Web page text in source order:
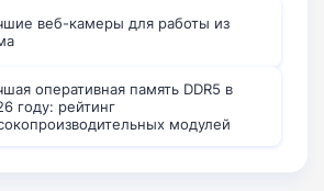
веб-камеры для работы из
оперативная память DDR5 в
году: рейтинг
модулей